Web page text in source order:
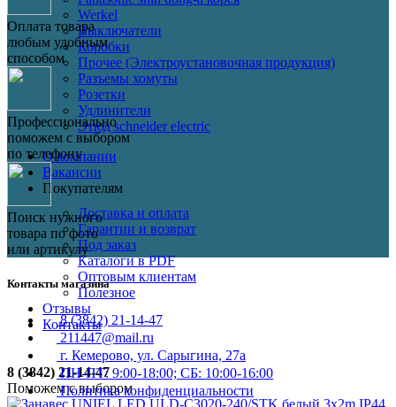
Werkel
Выключатели
Коробки
Прочее (Электроустановочная продукция)
Разъемы хомуты
Розетки
Удлинители
Этюд schneider electric
О компании
Вакансии
Покупателям
Доставка и оплата
Гарантии и возврат
Под заказ
Каталоги в PDF
Оптовым клиентам
Полезное
Отзывы
Контакты
8 (3842) 21-14-47
Поможем с выбором
Оплата товара
любым удобным
способом
Профессионально
поможем с выбором
по телефону
Поиск нужного
товара по фото
или артикулу
Контакты магазина
8 (3842) 21-14-47
211447@mail.ru
г. Кемерово, ул. Сарыгина, 27а
ПН-ПТ: 9:00-18:00; СБ: 10:00-16:00
Политика конфиденциальности